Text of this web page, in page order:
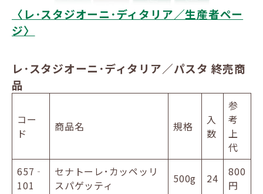
〈レ･スタジオーニ･ディタリア／生産者ペー
ジ〉
レ･スタジオーニ･ディタリア／パスタ 終売商
品
コー
ド
商品名 規格
入
数
参
考
上
代
657‐
101
セナトーレ･カッペッリ
スパゲッティ
500g 24
800
円